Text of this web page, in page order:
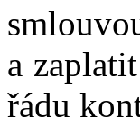
a
řádu